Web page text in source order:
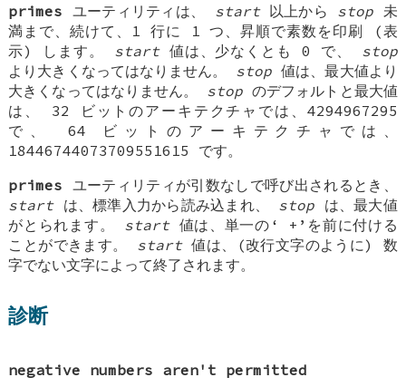
primes ユーティリティは、 start以上から stop 未
満まで、続けて、1 行に 1 つ、昇順で素数を印刷 (表
示) します。 start値は、少なくとも 0 で、 stop
より大きくなってはなりません。 stop 値は、最大値より
大きくなってはなりません。 stop のデフォルトと最大値
は、 32 ビットのアーキテクチャでは、4294967295
で、 64 ビットのアーキテクチャでは、
18446744073709551615 です。
primes ユーティリティが引数なしで呼び出されるとき、
startは、標準入力から読み込まれ、 stop は、最大値
がとられます。 start値は、単一の‘ + ’を前に付ける
ことができます。 start値は、(改行文字のように) 数
字でない文字によって終了されます。
診断
negative numbers aren't permitted